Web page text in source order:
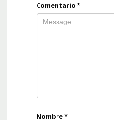
Comentario *
Nombre*